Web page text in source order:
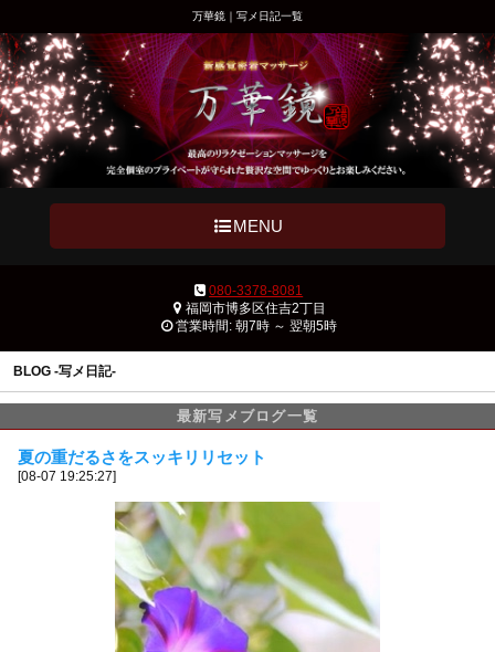
万華鏡｜写メ日記一覧
MENU
080-3378-8081
福岡市博多区住吉2丁目
営業時間: 朝7時 ～ 翌朝5時
BLOG -写メ日記-
最新写メブログ一覧
夏の重だるさをスッキリリセット
[08-07 19:25:27]